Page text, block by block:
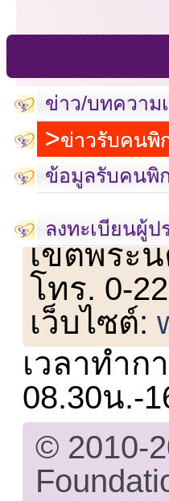
ข่าว/บทความ
ข่าวรับคนพิ
ข้อมูลรับคนพิ
ลงทะเบียนผู้
เลขที่ 23
เขตพระ
โทร. 0-
เว็บไซต์:
เวลาทำก
08.30น.-
© 2010-